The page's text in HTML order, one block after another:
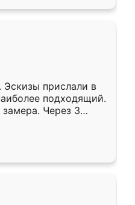
Эскизы прислали в
подходящий.
Через 3
Остались
Ренессанс
работу!